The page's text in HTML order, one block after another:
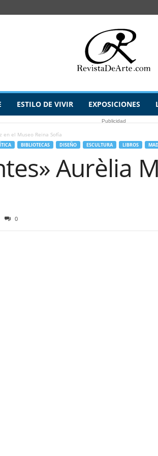
ESTILO DE VIVIR EXPOSICIONES
Publicidad
en el Museo Reina Sofía
BIBLIOTECAS DISEÑO ESCULTURA LIBROS
Aurèlia
0